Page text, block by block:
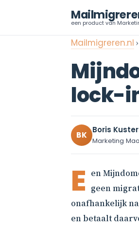
een product van
Mailmigreren.nl ›
lock-
BK Boris
Marketing
E en
geen
onafhankelijk
en betaalt